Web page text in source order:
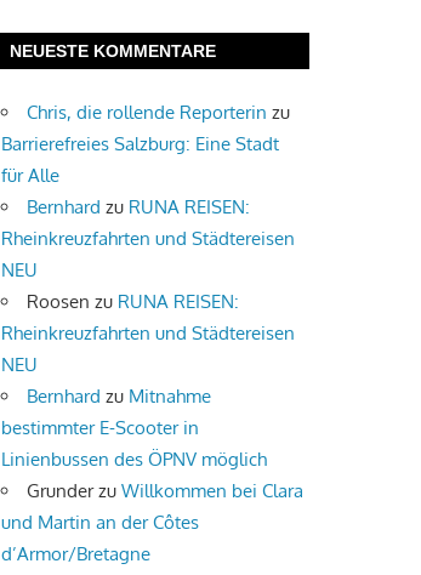
NEUESTE KOMMENTARE
Chris, die rollende Reporterin zu
Barrierefreies Salzburg: Eine Stadt
für Alle
Bernhard zu RUNA REISEN:
Rheinkreuzfahrten und Städtereisen
NEU
Roosen zu RUNA REISEN:
Rheinkreuzfahrten und Städtereisen
NEU
Bernhard zu Mitnahme
bestimmter E-Scooter in
Linienbussen des ÖPNV möglich
GrunderzuWillkommen bei Clara
und Martin an der Côtes
d’Armor/Bretagne